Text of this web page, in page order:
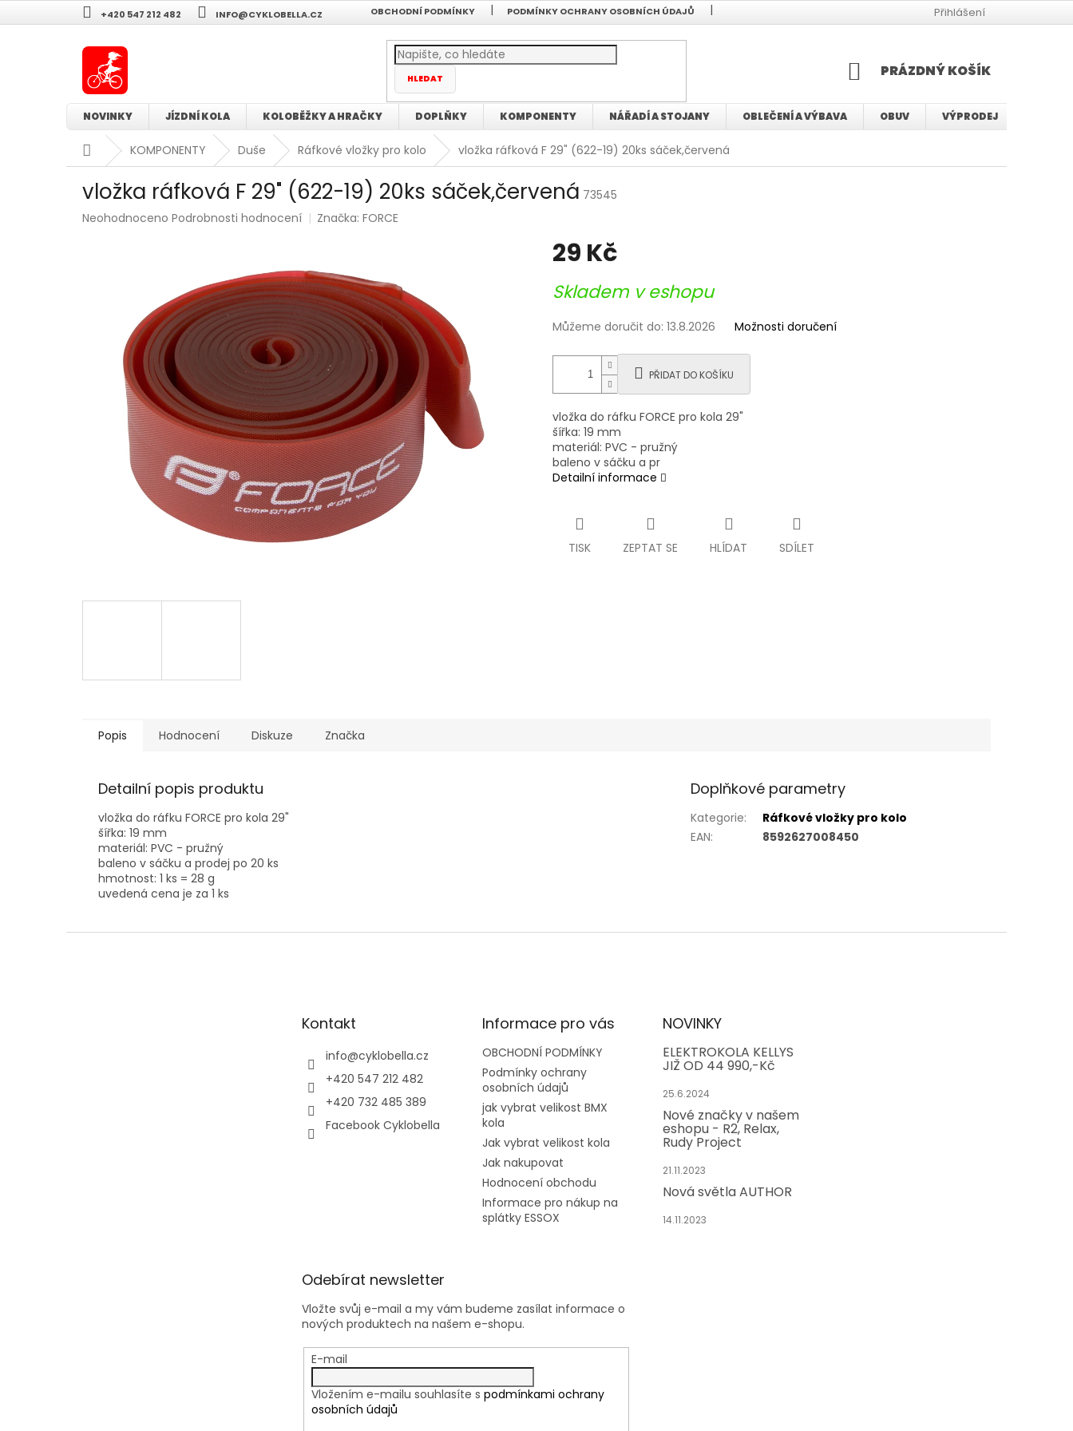
na
+420 547 212 482 INFO@CYKLOBELLA.CZ OBCHODNÍ PODMÍNKY PODMÍNKY OCHRANY OSOBNÍCH ÚDAJŮ JAK VYBRAT VELIKOST KOLA
Přihlášení
HLEDAT
NÁKUPNÍ
PRÁZDNÝ KOŠÍK
NOVINKY JÍZDNÍ KOLA KOLOBĚŽKY A HRAČKY DOPLŇKY KOMPONENTY NÁŘADÍ A STOJANY OBLEČENÍ A VÝBAVA OBUV VÝPRODEJ
DomůKOMPONENTY Duše Ráfkové vložky pro kolo vložka ráfková F 29" (622-19) 20ks sáček,červená
vložka ráfková F 29" (622-19) 20ks sáček,červená 73545
Průměrné
hvězdiček.
Neohodnoceno Podrobnosti hodnocení Značka:FORCE
29 Kč
cena:
Skladem v eshopu
Můžeme doručit do: 13.8.2026 Možnosti doručení
PŘIDAT DO KOŠÍKU
vložka do ráfku FORCE pro kola 29"
šířka: 19 mm
materiál: PVC - pružný
baleno v sáčku a pr
Detailní informace
TISK ZEPTAT SE HLÍDAT SDÍLET
Popis Hodnocení Diskuze Značka
Detailní popis produktu
vložka do ráfku FORCE pro kola 29"
šířka: 19 mm
materiál: PVC - pružný
baleno v sáčku a prodej po 20 ks
hmotnost: 1 ks = 28 g
uvedená cena je za 1 ks
Doplňkové parametry
Kategorie:
Ráfkové vložky pro kolo
EAN: 8592627008450
Kontakt
info@cyklobella.cz
+420 547 212 482
+420 732 485 389
Facebook Cyklobella
Informace pro vás
OBCHODNÍ PODMÍNKY
Podmínky ochrany
osobních údajů
jak vybrat velikost BMX
kola
Jak vybrat velikost kola
Jak nakupovat
Hodnocení obchodu
Informace pro nákup na
splátky ESSOX
NOVINKY
ELEKTROKOLA KELLYS
JIŽ OD 44 990,-Kč
25.6.2024
Nové značky v našem
eshopu - R2, Relax,
Rudy Project
21.11.2023
Nová světla AUTHOR
14.11.2023
Odebírat newsletter
Vložte svůj e-mail a my vám budeme zasílat informace o
nových produktech na našem e-shopu.
E-mail
Vložením e-mailu souhlasíte s podmínkami ochrany
osobních údajů